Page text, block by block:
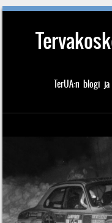
TerUA:n blogi